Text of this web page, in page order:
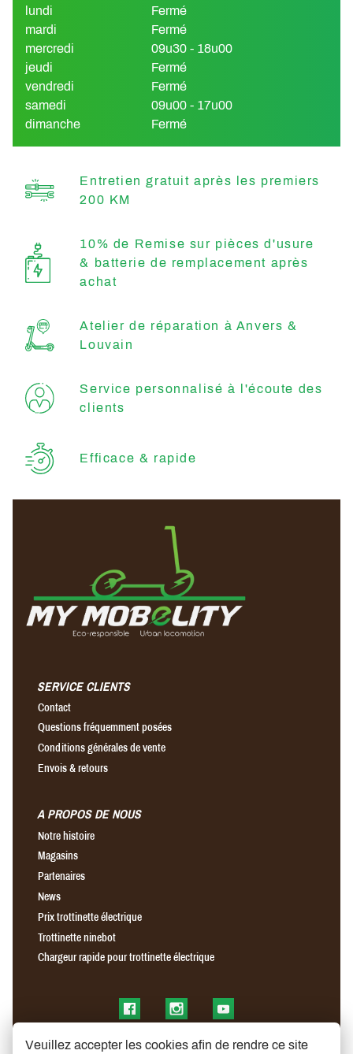
lundi
Fermé
mardi
Fermé
mercredi
09u30 - 18u00
jeudi
Fermé
vendredi
Fermé
samedi
09u00 - 17u00
dimanche
Fermé
Entretien gratuit après les premiers
200 KM
10% de Remise sur pièces d'usure
& batterie de remplacement après
achat
Atelier de réparation à Anvers &
Louvain
Service personnalisé à l'écoute des
clients
Efficace & rapide
SERVICE CLIENTS
Contact
Questions fréquemment posées
Conditions générales de vente
Envois & retours
A PROPOS DE NOUS
Notre histoire
Magasins
Partenaires
News
Prix trottinette électrique
Trottinette ninebot
Chargeur rapide pour trottinette électrique
Find us on FacebookFind us on InstagramFind us on YouTube
Veuillez accepter les cookies afin de rendre ce site